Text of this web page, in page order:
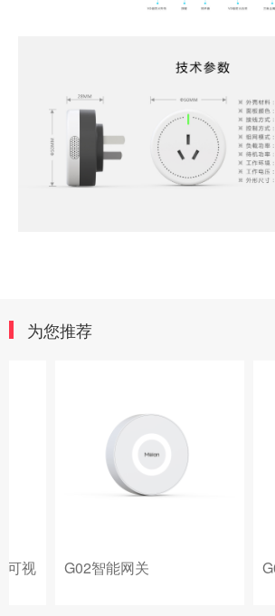
为您推荐
G02智能网关 G01智